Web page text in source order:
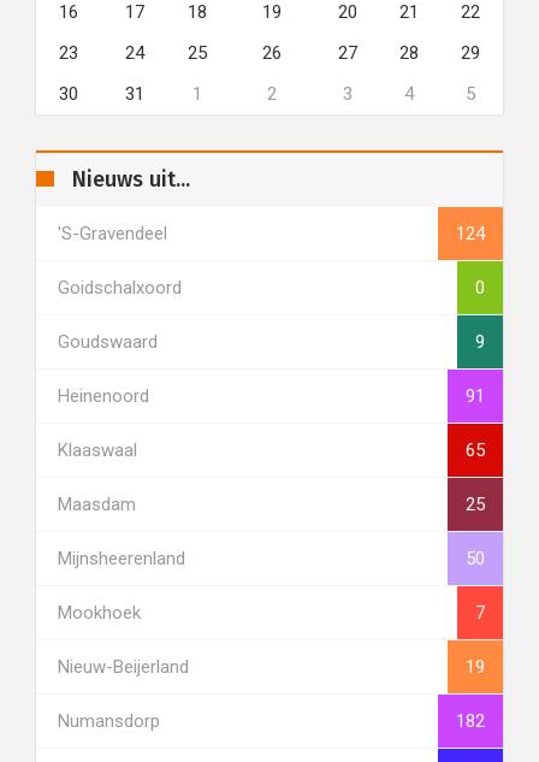
16
17 18 19 20 21
22
23
24 25 26 27 28
29
30
31 1 2 3 4 5
Nieuws uit...
's-Gravendeel 124
Goidschalxoord 0
Goudswaard 9
Heinenoord 91
Klaaswaal 65
Maasdam 25
Mijnsheerenland 50
Mookhoek 7
Nieuw-Beijerland 19
Numansdorp 182